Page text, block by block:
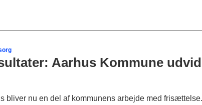
Aarhus Kommune
bliver nu en del af kommunens arbejde med